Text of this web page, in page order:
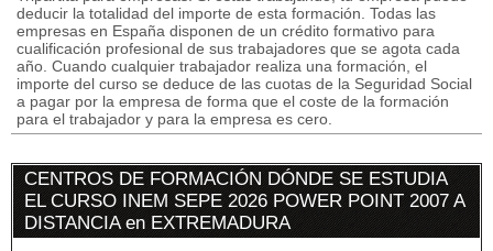
deducir la totalidad del importe de esta formación. Todas las
empresas en España disponen de un crédito formativo para
cualificación profesional de sus trabajadores que se agota cada
año. Cuando cualquier trabajador realiza una formación, el
importe del curso se deduce de las cuotas de la Seguridad Social
a pagar por la empresa de forma que el coste de la formación
para el trabajador y para la empresa es cero.
CENTROS DE FORMACIÓN DÓNDE SE ESTUDIA
EL CURSO INEM SEPE 2026 POWER POINT 2007 A
DISTANCIA en EXTREMADURA